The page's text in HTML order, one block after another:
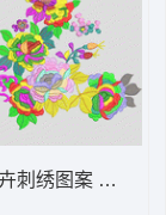
刺绣图案 靓花